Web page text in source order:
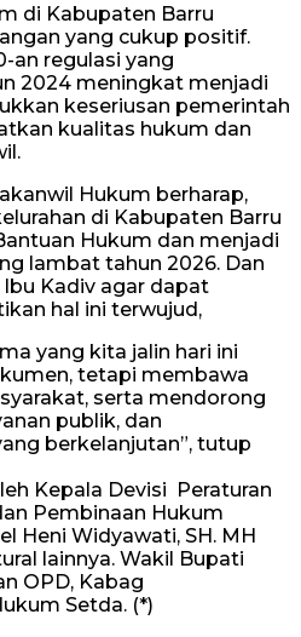
di Kabupaten Barru
yang cukup positif.
an regulasi yang
2024 meningkat menjadi
keseriusan pemerintah
kualitas hukum dan
Hukum berharap,
di Kabupaten Barru
Hukum dan menjadi
lambat tahun 2026. Dan
Kadiv agar dapat
hal ini terwujud,
yang kita jalin hari ini
tetapi membawa
serta mendorong
publik, dan
berkelanjutan”, tutup
Kepala Devisi Peraturan
Pembinaan Hukum
Heni Widyawati, SH. MH
lainnya. Wakil Bupati
OPD, Kabag
Setda. (*)